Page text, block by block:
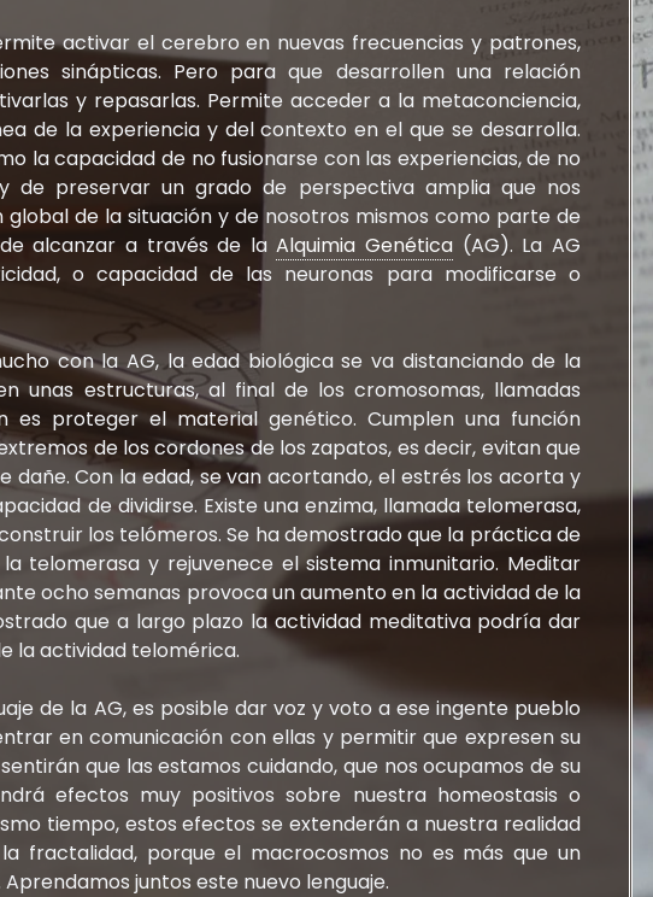
activar el cerebro en nuevas frecuencias y patrones,
sinápticas. Pero para que desarrollen una relación
y repasarlas. Permite acceder a la metaconciencia,
de la experiencia y del contexto en el que se desarrolla.
la capacidad de no fusionarse con las experiencias, de no
de preservar un grado de perspectiva amplia que nos
de la situación y de nosotros mismos como parte de
alcanzar a través de laAlquimia Genética (AG). La AG
o capacidad de las neuronas para modificarse o
con la AG, la edad biológica se va distanciando de la
unas estructuras, al final de los cromosomas, llamadas
es proteger el material genético. Cumplen una función
de los cordones de los zapatos, es decir, evitan que
dañe. Con la edad, se van acortando, el estrés los acorta y
de dividirse. Existe una enzima, llamada telomerasa,
los telómeros. Se ha demostrado que la práctica de
telomerasa y rejuvenece el sistema inmunitario. Meditar
ocho semanas provoca un aumento en la actividad de la
que a largo plazo la actividad meditativa podría dar
la actividad telomérica.
de la AG, es posible dar voz y voto a ese ingente pueblo
en comunicación con ellas y permitir que expresen su
que las estamos cuidando, que nos ocupamos de su
efectos muy positivos sobre nuestra homeostasis o
tiempo, estos efectos se extenderán a nuestra realidad
fractalidad, porque el macrocosmos no es más que un
juntos este nuevo lenguaje.